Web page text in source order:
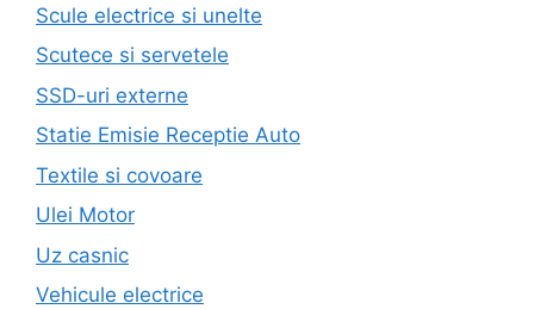
Scule electrice si unelte
Scutece si servetele
SSD-uri externe
Statie Emisie Receptie Auto
Textile si covoare
Ulei Motor
Uz casnic
Vehicule electrice